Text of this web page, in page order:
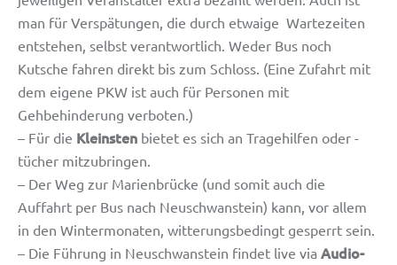
man für Verspätungen, die durch etwaige Wartezeiten
entstehen, selbst verantwortlich. Weder Bus noch
Kutsche fahren direkt bis zum Schloss. (Eine Zufahrt mit
dem eigene PKW ist auch für Personen mit
Gehbehinderung verboten.)
– Für die Kleinsten bietet es sich an Tragehilfen oder -
tücher mitzubringen.
– Der Weg zur Marienbrücke (und somit auch die
Auffahrt per Bus nach Neuschwanstein) kann, vor allem
in den Wintermonaten, witterungsbedingt gesperrt sein.
– Die Führung in Neuschwanstein findet live via Audio-